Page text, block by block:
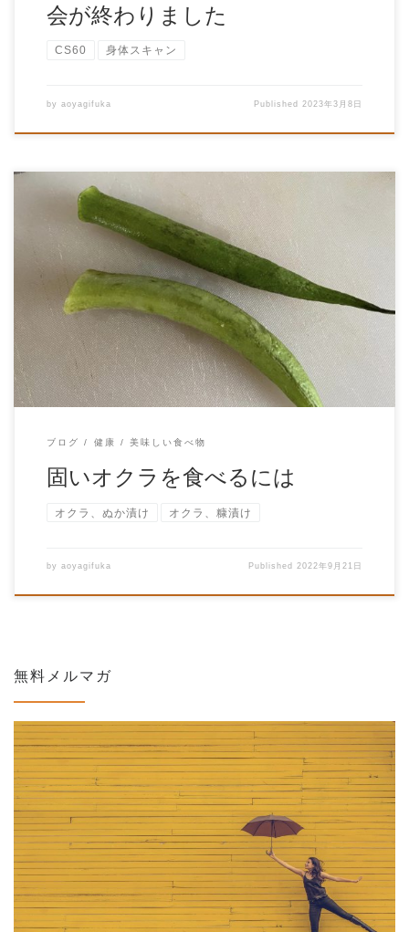
会が終わりました
CS60 身体スキャン
by aoyagifuka Published 2023年3月8日
大きく固くなったオクラは、 最初、斜めに切って炒めて食
べていたです。 それでも固いので、 ヘタを切っ […]
ブログ 健康 美味しい食べ物
固いオクラを食べるには
オクラ、ぬか漬け オクラ、糠漬け
by aoyagifuka Published2022年9月21日
無料メルマガ